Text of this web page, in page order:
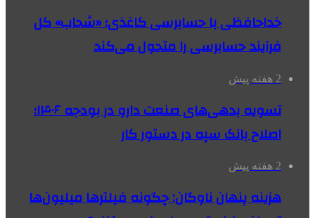
خداحافظی با حسابرسی کاغذی؛ «شحاب» کل
فرآیند حسابرسی را متحول می‌کند
2 هفته پیش
تسویه بدهی‌های صنعت دارو در بودجه ۱۴۰۶؛
اصلاح بانک سپه در دستور کار
2 هفته پیش
هزینه پنهان ناوگان: چگونه فیلترها میلیون‌ها